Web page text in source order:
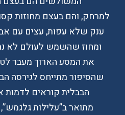
למרחק, והם בעצם מחוזות
ענק שלא עפות, עצים עם
ומחוז שהשמש לעולם לא
את המסע הארוך מעבר
שהסיפור מתייחס לגירסה
הבבלית קוראים לדמות
מתואר ב”עלילות